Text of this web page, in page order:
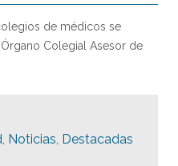
de médicos se
Colegial Asesor de
, Noticias, Destacadas